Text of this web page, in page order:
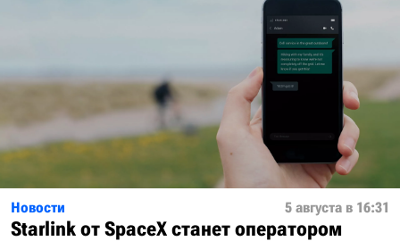
Новости 5 августа в 16:31
Starlink от SpaceX станет оператором